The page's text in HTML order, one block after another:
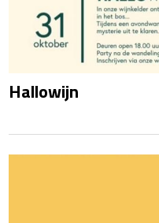
Hallowijn